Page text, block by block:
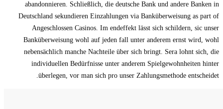
abandonnieren. Schließlich, die deutsche Bank und andere Banken in
Deutschland sekundieren Einzahlungen via Banküberweisung as part of
Angeschlossen Casinos. Im endeffekt lässt sich schildern, sic unser
Banküberweisung wohl auf jeden fall unter anderem ernst wird, wohl
nebensächlich manche Nachteile über sich bringt. Sera lohnt sich, die
individuellen Bedürfnisse unter anderem Spielgewohnheiten hinter
überlegen, vor man sich pro unser Zahlungsmethode entscheidet.